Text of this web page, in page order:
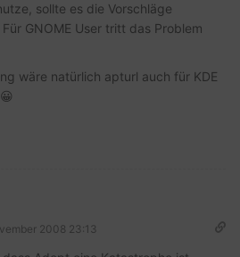
sollte es die Vorschläge
GNOME User tritt das Problem
wäre natürlich apturl auch für KDE
2008 23:13